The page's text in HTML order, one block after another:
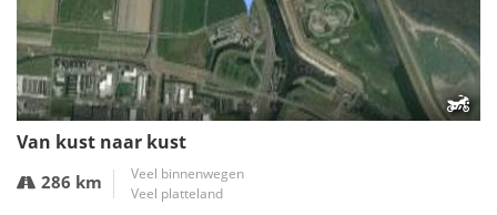
Van kust naar kust
286 km
Veel binnenwegen
Veel platteland